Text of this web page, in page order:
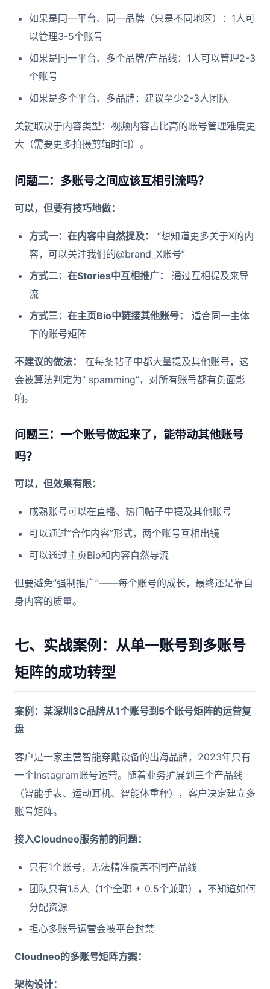
如果是同一平台、同一品牌（只是不同地区）：1人可
以管理3-5个账号
如果是同一平台、多个品牌/产品线：1人可以管理2-3
个账号
如果是多个平台、多品牌：建议至少2-3人团队
关键取决于内容类型：视频内容占比高的账号管理难度更
大（需要更多拍摄剪辑时间）。
问题二：多账号之间应该互相引流吗？
可以，但要有技巧地做：
方式一：在内容中自然提及：
“想知道更多关于X的内
容，可以关注我们的@brand_X账号”
方式二：在Stories中互相推广：
通过互相提及来导
流
方式三：在主页Bio中链接其他账号：
适合同一主体
下的账号矩阵
不建议的做法：
在每条帖子中都大量提及其他账号，这
会被算法判定为” spamming”，对所有账号都有负面影
响。
问题三：一个账号做起来了，能带动其他账号
吗？
可以，但效果有限：
成熟账号可以在直播、热门帖子中提及其他账号
可以通过”合作内容”形式，两个账号互相出镜
可以通过主页Bio和内容自然导流
但要避免”强制推广”——每个账号的成长，最终还是靠自
身内容的质量。
七、实战案例：从单一账号到多账号
矩阵的成功转型
案例：某深圳3C品牌从1个账号到5个账号矩阵的运营复
盘
客户是一家主营智能穿戴设备的出海品牌，2023年只有
一个Instagram账号运营。随着业务扩展到三个产品线
（智能手表、运动耳机、智能体重秤），客户决定建立多
账号矩阵。
接入Cloudneo服务前的问题：
只有1个账号，无法精准覆盖不同产品线
团队只有1.5人（1个全职 + 0.5个兼职），不知道如何
分配资源
担心多账号运营会被平台封禁
Cloudneo的多账号矩阵方案：
架构设计：